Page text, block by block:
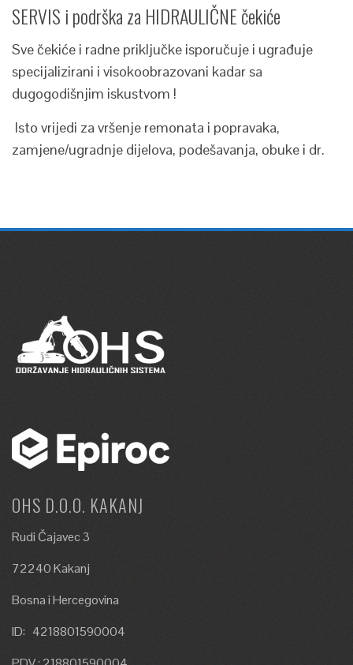
SERVIS i podrška za HIDRAULIČNE čekiće
Sve čekiće i radne priključke isporučuje i ugrađuje
specijalizirani i visokoobrazovani kadar sa
dugogodišnjim iskustvom !
Isto vrijedi za vršenje remonata i popravaka,
zamjene/ugradnje dijelova, podešavanja, obuke i dr.
OHS D.O.O. KAKANJ
Rudi Čajavec 3
72240 Kakanj
Bosna i Hercegovina
ID: 4218801590004